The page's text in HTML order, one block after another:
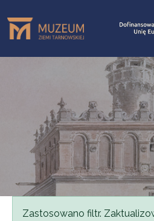
Komunikat
Zastosowano filtr.